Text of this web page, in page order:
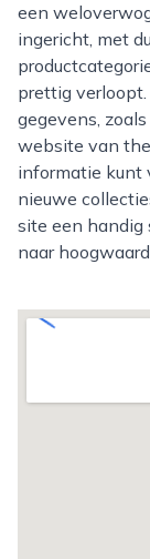
een
ingericht, met
prettig
gegevens,
website van
informatie kunt
nieuwe
site een handig
naar